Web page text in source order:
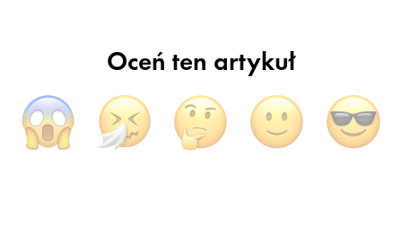
Oceń ten artykuł